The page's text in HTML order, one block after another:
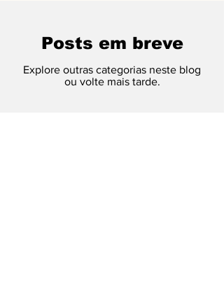
Posts em breve
Explore outras categorias neste blog
ou volte mais tarde.